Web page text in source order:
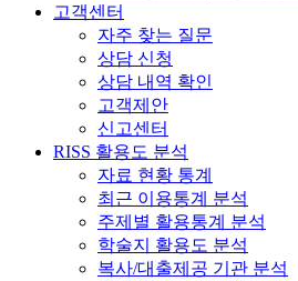
고객센터
자주 찾는 질문
상담 신청
상담 내역 확인
고객제안
신고센터
RISS 활용도 분석
자료 현황 통계
최근 이용통계 분석
주제별 활용통계 분석
학술지 활용도 분석
복사/대출제공 기관 분석